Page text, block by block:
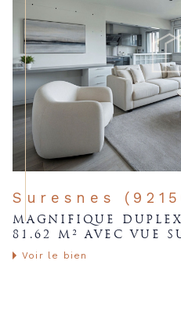
Suresnes
MAGNIFIQUE
81.62 M² AVEC VUE
Voir le bien